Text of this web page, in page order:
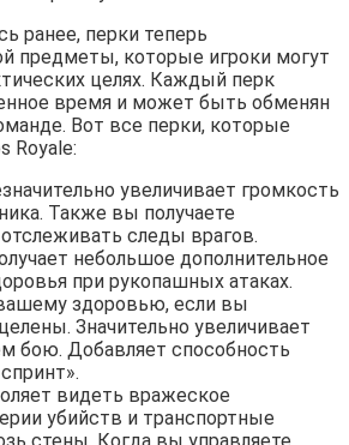
ранее, перки теперь
предметы, которые игроки могут
целях. Каждый перк
время и может быть обменян
Вот все перки, которые
Royale:
увеличивает громкость
Также вы получаете
следы врагов.
небольшое дополнительное
при рукопашных атаках.
здоровью, если вы
Значительно увеличивает
бою. Добавляет способность
видеть вражеское
убийств и транспортные